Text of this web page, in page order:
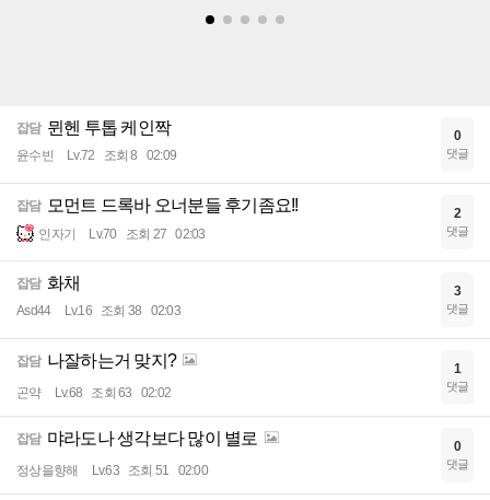
잡담 뮌헨 투톱 케인짝
윤수빈 Lv.72 조회 8 02:09
0
댓글
잡담 모먼트 드록바 오너분들 후기좀요!!
인자기 Lv.70 조회 27 02:03
2
댓글
잡담 화채
Asd44 Lv.16 조회 38 02:03
3
댓글
잡담 나잘하는거 맞지?
곤약 Lv.68 조회 63 02:02
1
댓글
잡담 먀라도나 생각보다 많이 별로
정상을향해 Lv.63 조회 51 02:00
0
댓글